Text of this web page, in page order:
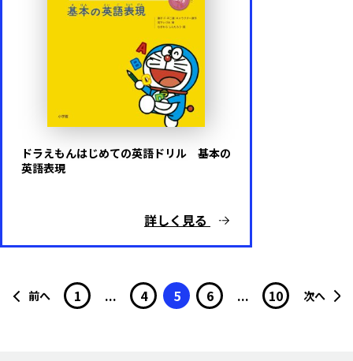
ドラえもんはじめての英語ドリル 基本の
英語表現
詳しく見る
前へ 1 ... 4 5 6 ... 10 次へ